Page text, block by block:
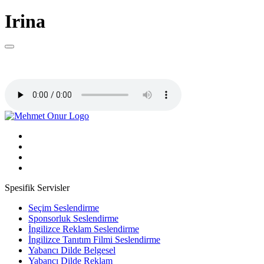
Irina
Spesifik Servisler
Seçim Seslendirme
Sponsorluk Seslendirme
İngilizce Reklam Seslendirme
İngilizce Tanıtım Filmi Seslendirme
Yabancı Dilde Belgesel
Yabancı Dilde Reklam